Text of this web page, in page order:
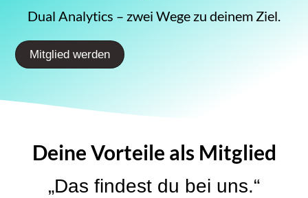
Dual Analytics – zwei Wege zu deinem Ziel.
Mitglied werden
Deine Vorteile als Mitglied
„Das findest du bei uns.“